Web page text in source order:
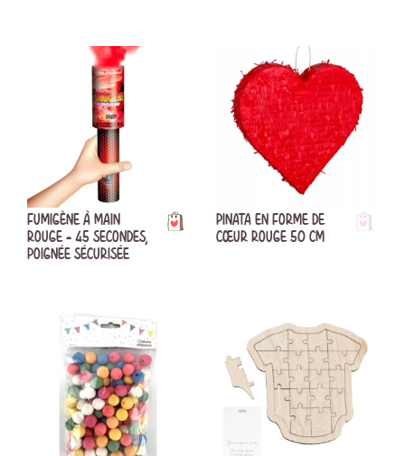
FUMIGÈNE À MAIN
ROUGE - 45 SECONDES,
POIGNÉE SÉCURISÉE
PINATA EN FORME DE
CŒUR ROUGE 50 CM